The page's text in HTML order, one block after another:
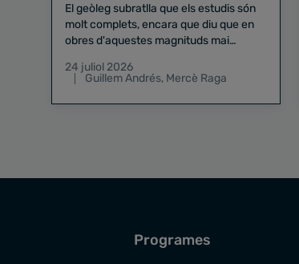
El geòleg subratlla que els estudis són
molt complets, encara que diu que en
obres d'aquestes magnituds mai
24 juliol 2026
Guillem Andrés, Mercè Raga
Programes